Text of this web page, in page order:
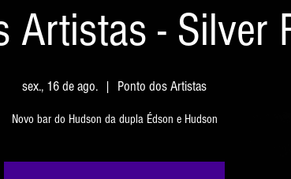
Artistas - Silver
sex., 16 de ago.
  |
Ponto dos Artistas
Novo bar do Hudson da dupla Édson e Hudson